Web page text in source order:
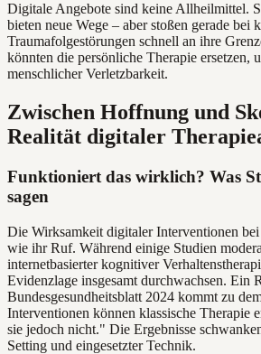
Digitale Angebote sind keine Allheilmittel.
bieten neue Wege – aber stoßen gerade bei
Traumafolgestörungen schnell an ihre
könnten die persönliche Therapie ersetzen,
menschlicher Verletzbarkeit.
Zwischen Hoffnung und
Realität digitaler
Funktioniert das wirklich? Was
sagen
Die Wirksamkeit digitaler Interventionen
wie ihr Ruf. Während einige Studien
internetbasierter kognitiver
Evidenzlage insgesamt durchwachsen. Ein
Bundesgesundheitsblatt 2024 kommt zu
Interventionen können klassische Therapie
sie jedoch nicht." Die Ergebnisse
Setting und eingesetzter Technik.